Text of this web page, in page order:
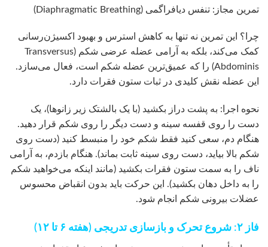
تمرین مجاز: تنفس دیافراگمی (Diaphragmatic Breathing)
چرا؟ این تمرین نه تنها به کاهش استرس و بهبود اکسیژن‌رسانی
کمک می‌کند، بلکه به آرامی عضله عرضی شکم (Transversus
Abdominis) را که عمیق‌ترین عضله شکم است، فعال می‌سازد.
این عضله نقش کلیدی در ثبات ستون فقرات دارد.
نحوه اجرا: به پشت دراز بکشید (با یک بالشتک زیر زانوها)، یک
دست را روی قفسه سینه و دست دیگر را روی شکم قرار دهید.
هنگام دم، سعی کنید فقط شکم خود را منبسط کنید (دست روی
شکم بالا بیاید، دست روی سینه ثابت بماند). هنگام بازدم، به آرامی
ناف را به سمت ستون فقرات بکشید (مانند اینکه می‌خواهید شکم
را به داخل دهان بکشید). این حرکت باید بدون انقباض محسوس
عضلات بیرونی شکم انجام شود.
فاز ۲: شروع تحرک و بازسازی تدریجی (هفته ۶ تا ۱۲)